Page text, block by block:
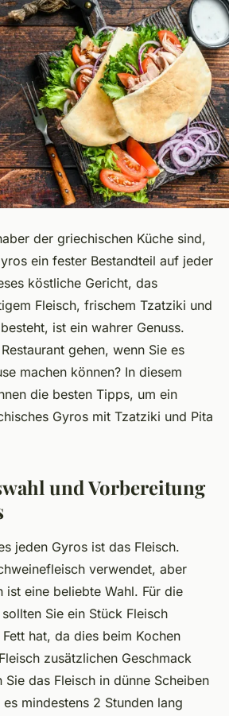
der griechischen Küche sind,
ein fester Bestandteil auf jeder
köstliche Gericht, das
Fleisch, frischem Tzatziki und
ist ein wahrer Genuss.
gehen, wenn Sie es
machen können? In diesem
die besten Tipps, um ein
Gyros mit Tzatziki und Pita
und Vorbereitung
jeden Gyros ist das Fleisch.
verwendet, aber
ist eine beliebte Wahl. Für die
Sie ein Stück Fleisch
hat, da dies beim Kochen
zusätzlichen Geschmack
Sie das Fleisch in dünne Scheiben
mindestens 2 Stunden lang